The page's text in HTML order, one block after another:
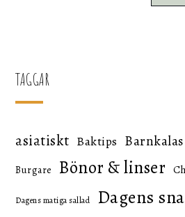
TAGGAR
asiatiskt Baktips Barnkalas
Burgare Bönor & linser
Dagens matiga sallad Dagens